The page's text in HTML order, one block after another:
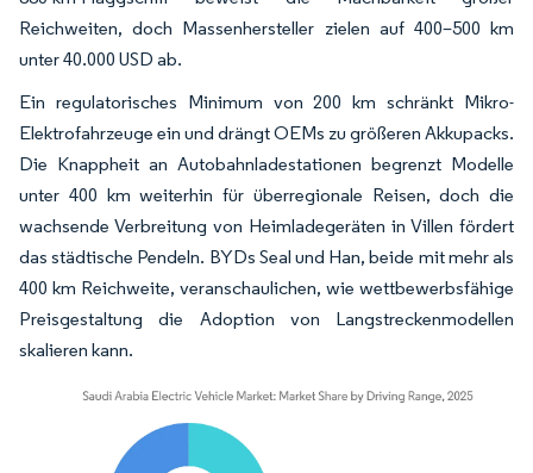
Reichweiten, doch Massenhersteller zielen auf 400–500 km
unter 40.000 USD ab.
Ein regulatorisches Minimum von 200 km schränkt Mikro-
Elektrofahrzeuge ein und drängt OEMs zu größeren Akkupacks.
Die Knappheit an Autobahnladestationen begrenzt Modelle
unter 400 km weiterhin für überregionale Reisen, doch die
wachsende Verbreitung von Heimladegeräten in Villen fördert
das städtische Pendeln. BYDs Seal und Han, beide mit mehr als
400 km Reichweite, veranschaulichen, wie wettbewerbsfähige
Preisgestaltung die Adoption von Langstreckenmodellen
skalieren kann.